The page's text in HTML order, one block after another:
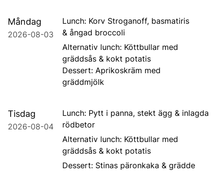
Måndag
2026-08-03
Lunch: Korv Stroganoff, basmatiris
& ångad broccoli
Alternativ lunch: Köttbullar med
gräddsås & kokt potatis
Dessert: Aprikoskräm med
gräddmjölk
Tisdag
2026-08-04
Lunch: Pytt i panna, stekt ägg & inlagda
rödbetor
Alternativ lunch: Köttbullar med
gräddsås & kokt potatis
Dessert: Stinas päronkaka & grädde